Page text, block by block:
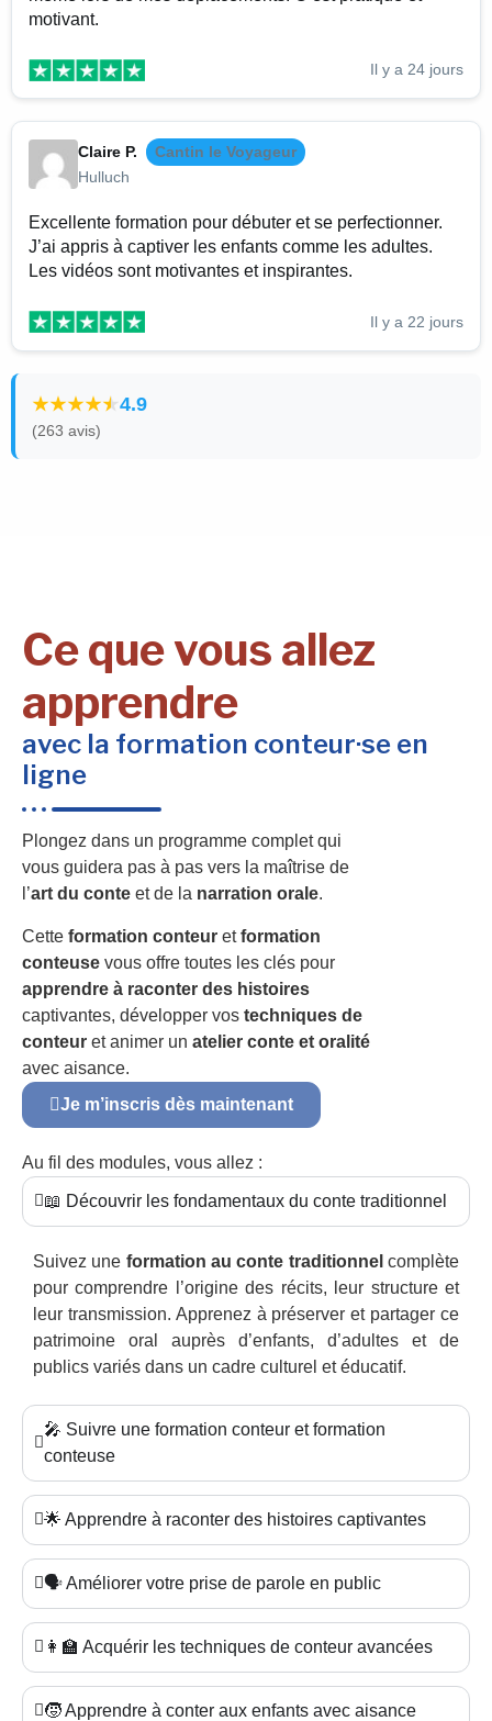
motivant.
Il y a 24 jours
Claire P.
Cantin le Voyageur
Hulluch
Excellente formation pour débuter et se perfectionner.
J’ai appris à captiver les enfants comme les adultes.
Les vidéos sont motivantes et inspirantes.
Il y a 22 jours
4.9
(263 avis)
Ce que vous allez
apprendre
avec la formation conteur·se en
ligne
Plongez dans un programme complet qui
vous guidera pas à pas vers la maîtrise de
l’art du conte et de la narration orale.
Cette formation conteur etformation
conteuse vous offre toutes les clés pour
apprendre à raconter des histoires
captivantes, développer vos techniques de
conteur et animer un atelier conte et oralité
avec aisance.
Je m’inscris dès maintenant
Au fil des modules, vous allez :
📖 Découvrir les fondamentaux du conte traditionnel
Suivez une formation au conte traditionnel complète
pour comprendre l’origine des récits, leur structure et
leur transmission. Apprenez à préserver et partager ce
patrimoine oral auprès d’enfants, d’adultes et de
publics variés dans un cadre culturel et éducatif.
🎤 Suivre une formation conteur et formation
conteuse
🌟 Apprendre à raconter des histoires captivantes
🗣️ Améliorer votre prise de parole en public
👩‍🏫 Acquérir les techniques de conteur avancées
🧒 Apprendre à conter aux enfants avec aisance